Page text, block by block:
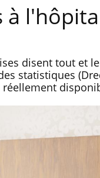
à
disent tout et
statistiques